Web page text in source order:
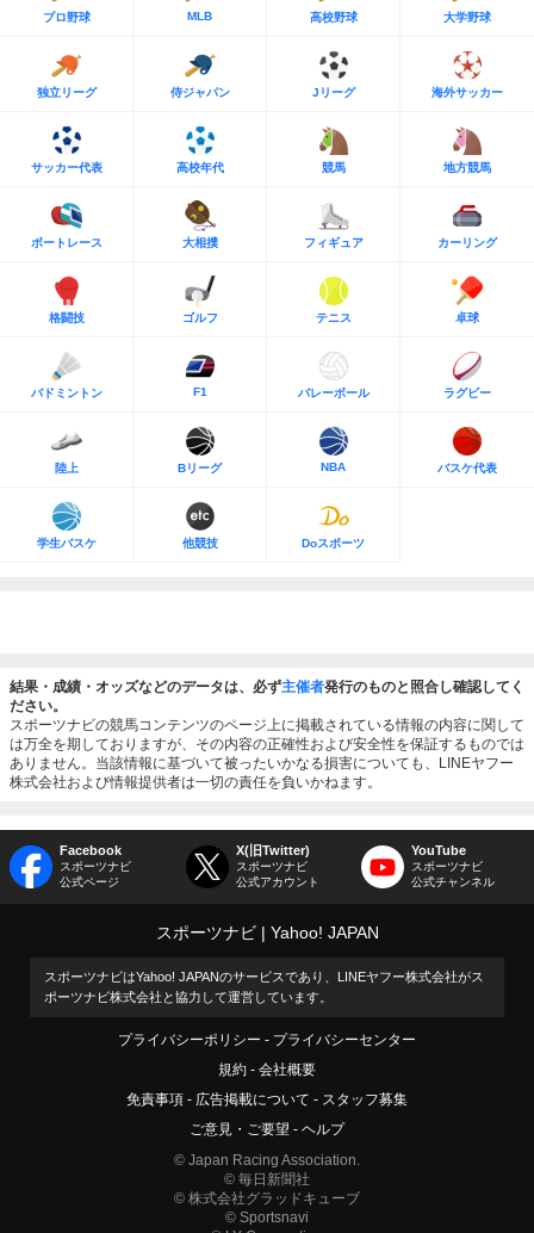
プロ野球 MLB 高校野球 大学野球
独立リーグ 侍ジャパン Jリーグ 海外サッカー
サッカー代表 高校年代 競馬 地方競馬
ボートレース 大相撲 フィギュア カーリング
格闘技 ゴルフ テニス 卓球
バドミントン F1 バレーボール ラグビー
陸上 Bリーグ NBA バスケ代表
学生バスケ 他競技 Doスポーツ
結果・成績・オッズなどのデータは、必ず主催者発行のものと照合し確認してく
ださい。
スポーツナビの競馬コンテンツのページ上に掲載されている情報の内容に関して
は万全を期しておりますが、その内容の正確性および安全性を保証するものでは
ありません。当該情報に基づいて被ったいかなる損害についても、LINEヤフー
株式会社および情報提供者は一切の責任を負いかねます。
Facebook
スポーツナビ
公式ページ
X(旧Twitter)
スポーツナビ
公式アカウント
YouTube
スポーツナビ
公式チャンネル
スポーツナビ Yahoo! JAPAN
スポーツナビはYahoo! JAPANのサービスであり、LINEヤフー株式会社がス
ポーツナビ株式会社と協力して運営しています。
プライバシーポリシー
プライバシーセンター
規約
会社概要
免責事項
広告掲載について
スタッフ募集
ご意見・ご要望
ヘルプ
© Japan Racing Association.
© 毎日新聞社
© 株式会社グラッドキューブ
© Sportsnavi